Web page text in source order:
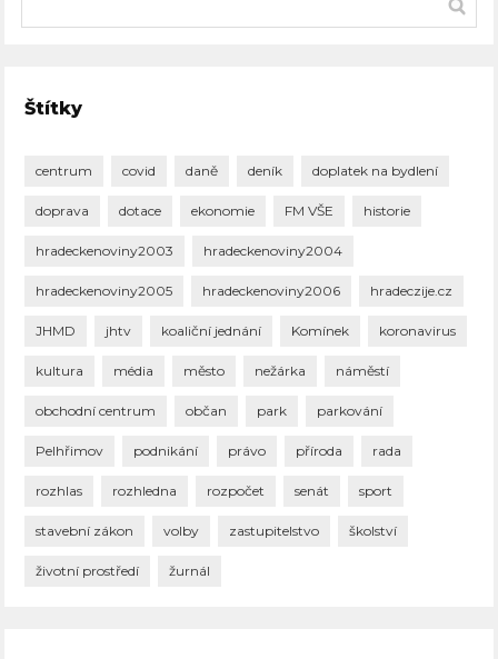
Štítky
centrum covid daně deník doplatek na bydlení
doprava dotace ekonomie FM VŠE historie
hradeckenoviny2003 hradeckenoviny2004
hradeckenoviny2005 hradeckenoviny2006 hradeczije.cz
JHMD jhtv koaliční jednání Komínek koronavirus
kultura média město nežárka náměstí
obchodní centrum občan park parkování
Pelhřimov podnikání právo příroda rada
rozhlas rozhledna rozpočet senát sport
stavební zákon volby zastupitelstvo školství
životní prostředí žurnál